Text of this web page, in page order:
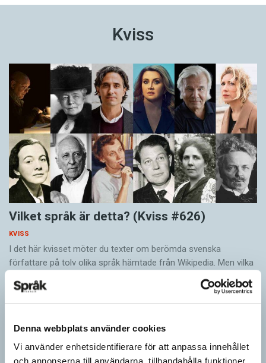
Denna webbplats använder cookies
Vi använder enhetsidentifierare för att anpassa innehållet
Kviss
Vilket språk är detta? (Kviss #626)
KVISS
I det här kvisset möter du texter om berömda svenska
författare på tolv olika språk hämtade från Wikipedia. Men vilka